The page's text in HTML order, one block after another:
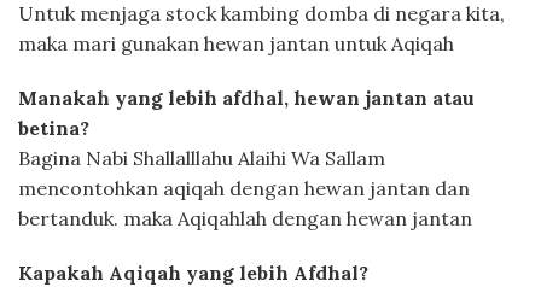
Untuk menjaga stock kambing domba di negara kita,
maka mari gunakan hewan jantan untuk Aqiqah
Manakah yang lebih afdhal, hewan jantan atau
betina?
Bagina Nabi Shallalllahu Alaihi Wa Sallam
mencontohkan aqiqah dengan hewan jantan dan
bertanduk. maka Aqiqahlah dengan hewan jantan
Kapakah Aqiqah yang lebih Afdhal?